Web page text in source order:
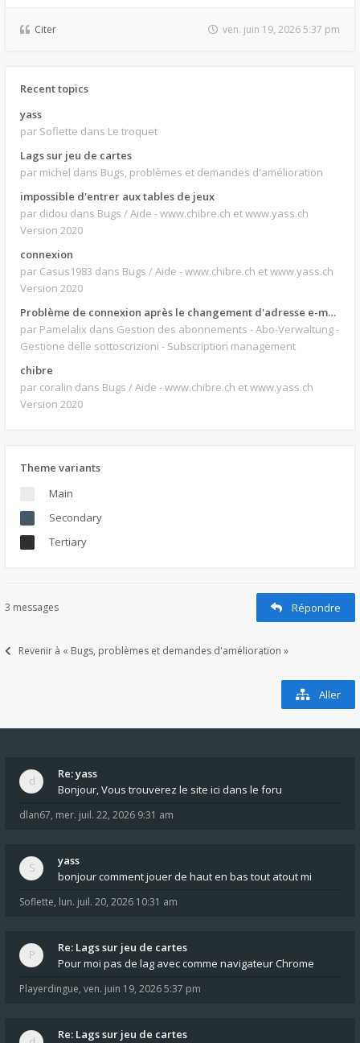
Citer ven. juin 19, 2026 5:37 pm
Recent topics
yass
par Soflette dans Le troquet
Lags sur jeu de cartes
par michel dans Bugs, problèmes et demandes d'amélioration
impossible d'entrer aux tables de jeux
par didou dans Bugs / Aide - www.chibre.ch et www.yass.ch
Version 2020
connexion
par Casus1983 dans Bugs / Aide - www.chibre.ch et www.yass.ch
Version 2020
Problème de connexion après le changement d'adresse e-mail.
par Pamelalix dans Gestion des abonnements - Abo-Verwaltung -
Gestione delle sottoscrizioni - Subscription management
chibre
par coralin dans Bugs / Aide - www.chibre.ch et www.yass.ch
Version 2020
Theme variants
Main
Secondary
Tertiary
3 messages Répondre
Revenir à « Bugs, problèmes et demandes d'amélioration »
Aller
Re: yass
Bonjour, Vous trouverez le site ici dans le foru
dlan67, mer. juil. 22, 2026 9:31 am
yass
bonjour comment jouer de haut en bas tout atout mi
Soflette, lun. juil. 20, 2026 10:31 am
Re: Lags sur jeu de cartes
Pour moi pas de lag avec comme navigateur Chrome
Playerdingue, ven. juin 19, 2026 5:37 pm
Re: Lags sur jeu de cartes